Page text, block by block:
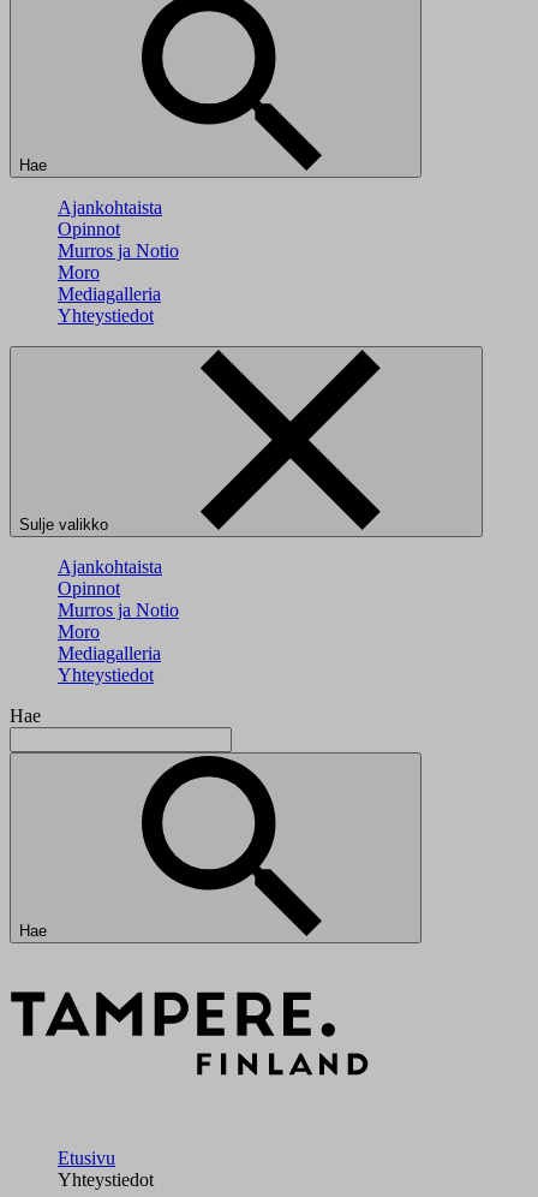
Hae
Ajankohtaista
Opinnot
Murros ja Notio
Moro
Mediagalleria
Yhteystiedot
Sulje valikko
Ajankohtaista
Opinnot
Murros ja Notio
Moro
Mediagalleria
Yhteystiedot
Hae
Hae
Etusivu
Yhteystiedot